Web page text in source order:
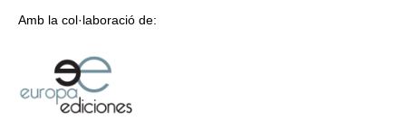
Amb la col·laboració de: